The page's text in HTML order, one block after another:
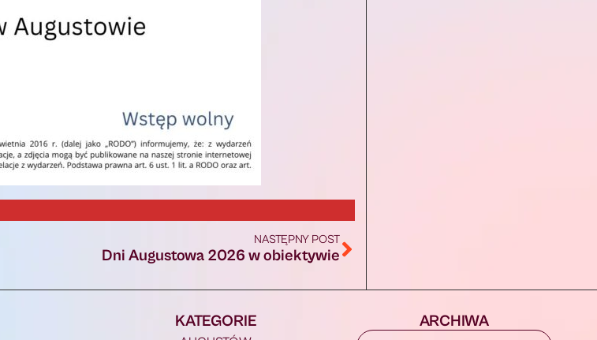
NASTĘPNY POST
Dni Augustowa 2026 w obiektywie
KATEGORIE ARCHIWA